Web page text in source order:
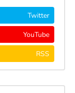
Twitter
YouTube
RSS